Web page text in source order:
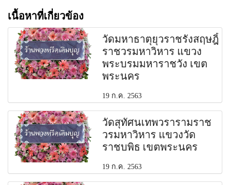
เนื้อหาที่เกี่ยวข้อง
วัดมหาธาตุยุวราชรังสฤษฎิ์
ราชวรมหาวิหาร แขวง
พระบรมมหาราชวัง เขต
พระนคร
19 ก.ค. 2563
วัดสุทัศนเทพวรารามราช
วรมหาวิหาร แขวงวัด
ราชบพิธ เขตพระนคร
19 ก.ค. 2563